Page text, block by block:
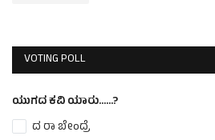
VOTING POLL
ಯುಗದ ಕವಿ ಯಾರು......?
ದ ರಾ ಬೇಂದ್ರೆ